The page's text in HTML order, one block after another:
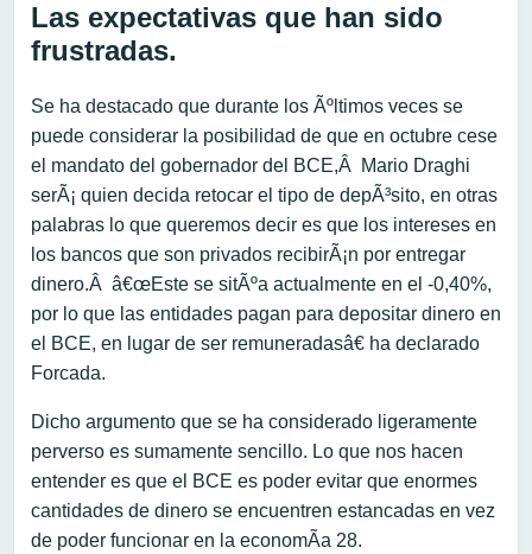
Las expectativas que han sido
frustradas.
Se ha destacado que durante los Ãºltimos veces se
puede considerar la posibilidad de que en octubre cese
el mandato del gobernador del BCE,Â Mario Draghi
serÃ¡ quien decida retocar el tipo de depÃ³sito, en otras
palabras lo que queremos decir es que los intereses en
los bancos que son privados recibirÃ¡n por entregar
dinero.Â â€œEste se sitÃºa actualmente en el -0,40%,
por lo que las entidades pagan para depositar dinero en
el BCE, en lugar de ser remuneradasâ€ ha declarado
Forcada.
Dicho argumento que se ha considerado ligeramente
perverso es sumamente sencillo. Lo que nos hacen
entender es que el BCE es poder evitar que enormes
cantidades de dinero se encuentren estancadas en vez
de poder funcionar en la economÃ­a 28.